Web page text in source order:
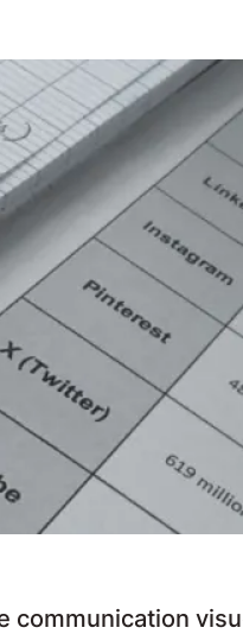
communication